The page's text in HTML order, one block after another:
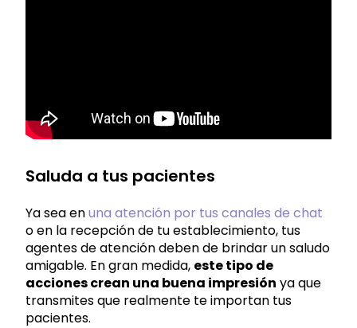
Saluda a tus pacientes
Ya sea enuna atención por tus canales de chat
o en la recepción de tu establecimiento, tus
agentes de atención deben de brindar un saludo
amigable. En gran medida, este tipo de
acciones crean una buena impresión ya que
transmites que realmente te importan tus
pacientes.